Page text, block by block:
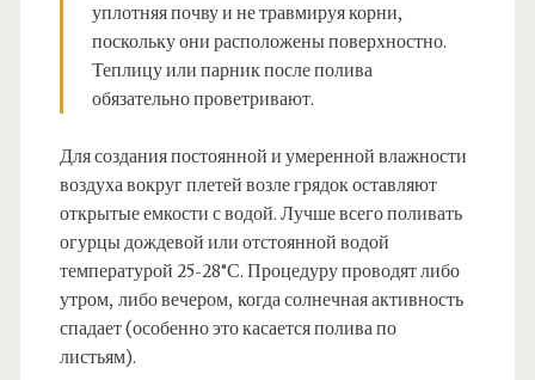
уплотняя почву и не травмируя корни,
поскольку они расположены поверхностно.
Теплицу или парник после полива
обязательно проветривают.
Для создания постоянной и умеренной влажности
воздуха вокруг плетей возле грядок оставляют
открытые емкости с водой. Лучше всего поливать
огурцы дождевой или отстоянной водой
температурой 25-28°С. Процедуру проводят либо
утром, либо вечером, когда солнечная активность
спадает (особенно это касается полива по
листьям).